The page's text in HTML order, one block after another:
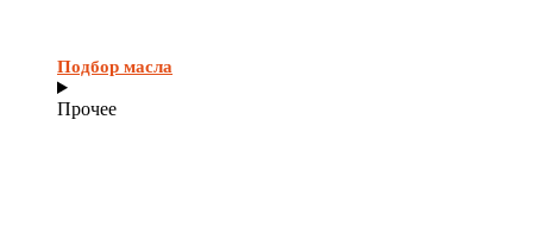
Подбор масла
Прочее